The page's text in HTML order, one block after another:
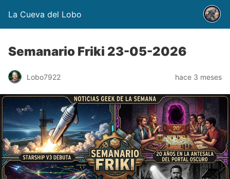
La Cueva del Lobo
Semanario Friki 23-05-2026
Lobo7922 hace 3 meses